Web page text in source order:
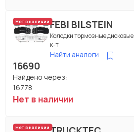
Нет в наличииFEBI BILSTEIN
Колодки тормозные дисковые
к-т
Найти аналоги
16690
Найдено через:
16778
Нет в наличии
Нет в наличии